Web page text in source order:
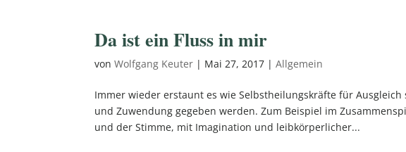
Da ist ein Fluss in mir
vonWolfgang Keuter | Mai 27, 2017 |Allgemein
Immer wieder erstaunt es wie Selbstheilungskräfte für
und Zuwendung gegeben werden. Zum Beispiel im
und der Stimme, mit Imagination und leibkörperlicher...